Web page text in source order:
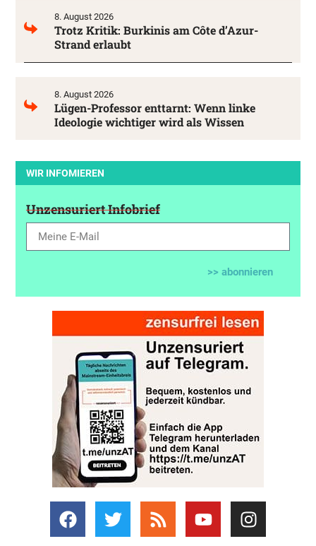
8. August 2026
Trotz Kritik: Burkinis am Côte d’Azur-
Strand erlaubt
8. August 2026
Lügen-Professor enttarnt: Wenn linke
Ideologie wichtiger wird als Wissen
WIR INFOMIEREN
Unzensuriert Infobrief
>> abonnieren